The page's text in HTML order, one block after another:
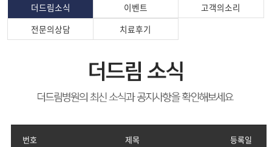
더드림소식 이벤트
고객의소리
전문의상담
치료후기
번호 제목 등록일